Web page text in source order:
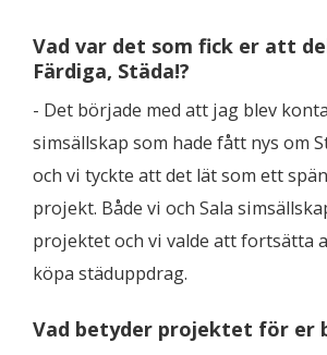
Vad var det som fick er att
Färdiga, Städa!?
- Det började med att jag blev
simsällskap som hade fått nys om
och vi tyckte att det lät som ett
projekt. Både vi och Sala
projektet och vi valde att fortsätta
köpa städuppdrag.
Vad betyder projektet för er